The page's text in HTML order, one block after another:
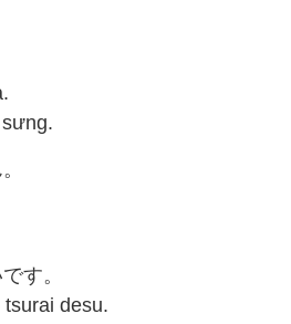
す。
desu.